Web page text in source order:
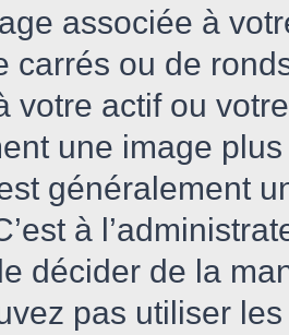
associée à
carrés ou de
votre actif ou
une image
généralement
à
décider de la
pas utiliser